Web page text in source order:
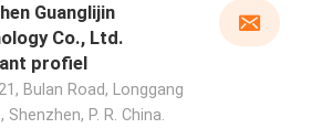
Guanglijin
Co., Ltd.
profiel
Bulan Road, Longgang
Shenzhen, P. R. China.